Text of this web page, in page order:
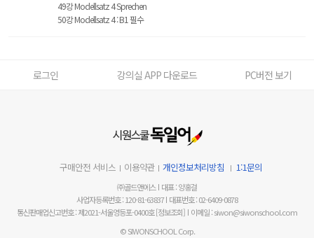
49강 Modellsatz 4 Sprechen
50강 Modellsatz 4 : B1 필수
로그인 강의실 APP 다운로드 PC버전 보기
구매안전 서비스 이용약관 개인정보처리방침 1:1문의
㈜골드앤에스 대표 : 양홍걸
사업자등록번호 : 120-81-63837 대표번호 : 02-6409-0878
통신판매업신고번호 : 제2021-서울영등포-0400호[정보조회] 이메일 : siwon@siwonschool.com
© SIWONSCHOOL Corp.